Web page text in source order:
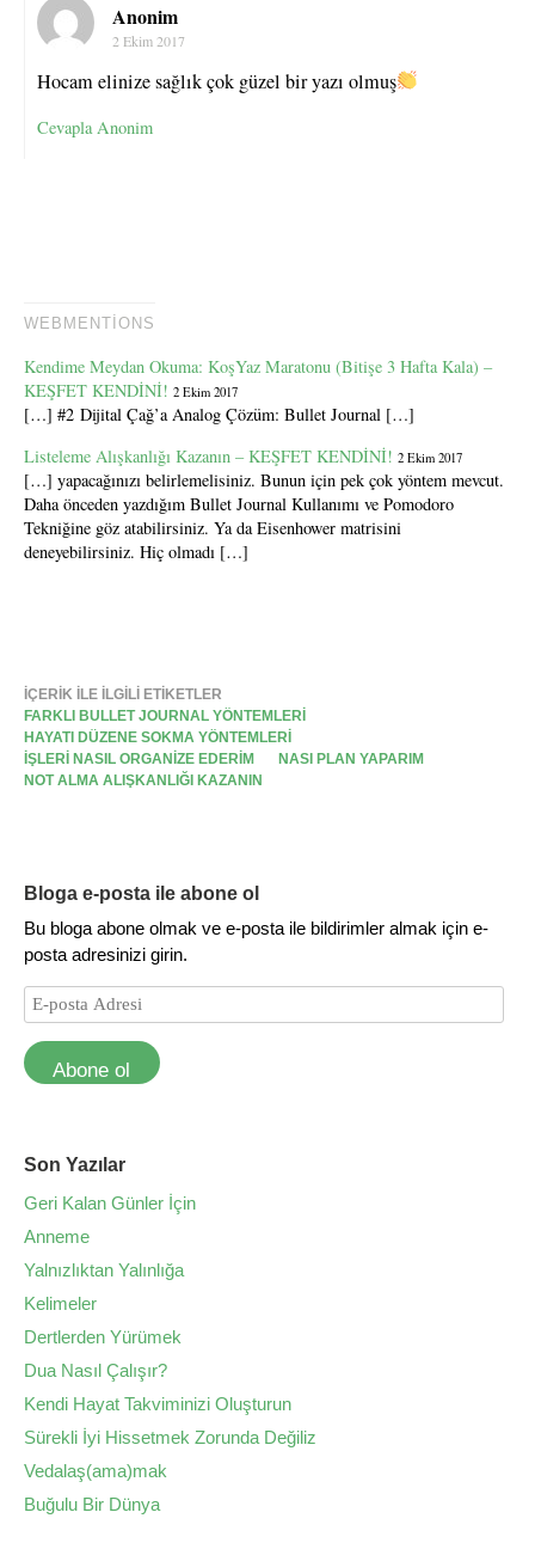
Anonim
2 Ekim 2017
Hocam elinize sağlık çok güzel bir yazı olmuş
Cevapla Anonim
WEBMENTIONS
Kendime Meydan Okuma: KoşYaz Maratonu (Bitişe 3 Hafta Kala) –
KEŞFET KENDİNİ! 2 Ekim 2017
[…] #2 Dijital Çağ’a Analog Çözüm: Bullet Journal […]
Listeleme Alışkanlığı Kazanın – KEŞFET KENDİNİ! 2 Ekim 2017
[…] yapacağınızı belirlemelisiniz. Bunun için pek çok yöntem mevcut.
Daha önceden yazdığım Bullet Journal Kullanımı ve Pomodoro
Tekniğine göz atabilirsiniz. Ya da Eisenhower matrisini
deneyebilirsiniz. Hiç olmadı […]
İÇERIK ILE ILGILI ETIKETLER
FARKLI BULLET JOURNAL YÖNTEMLERI
HAYATI DÜZENE SOKMA YÖNTEMLERI
IŞLERI NASIL ORGANIZE EDERIM
NASI PLAN YAPARIM
NOT ALMA ALIŞKANLIĞI KAZANIN
Bloga e-posta ile abone ol
Bu bloga abone olmak ve e-posta ile bildirimler almak için e-
posta adresinizi girin.
Abone ol
Son Yazılar
Geri Kalan Günler İçin
Anneme
Yalnızlıktan Yalınlığa
Kelimeler
Dertlerden Yürümek
Dua Nasıl Çalışır?
Kendi Hayat Takviminizi Oluşturun
Sürekli İyi Hissetmek Zorunda Değiliz
Vedalaş(ama)mak
Buğulu Bir Dünya